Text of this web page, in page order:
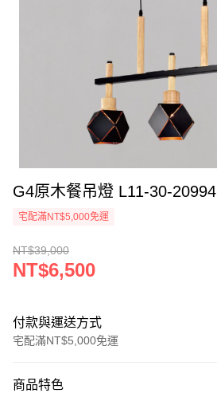
G4原木餐吊燈 L11-30-20994
宅配滿NT$5,000免運
NT$39,000
NT$6,500
付款與運送方式
宅配滿NT$5,000免運
信用卡一次付款
商品特色